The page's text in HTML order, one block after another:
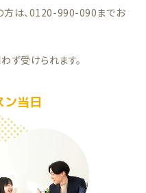
方は、0120-990-090までお
ず受けられます。
ン当日